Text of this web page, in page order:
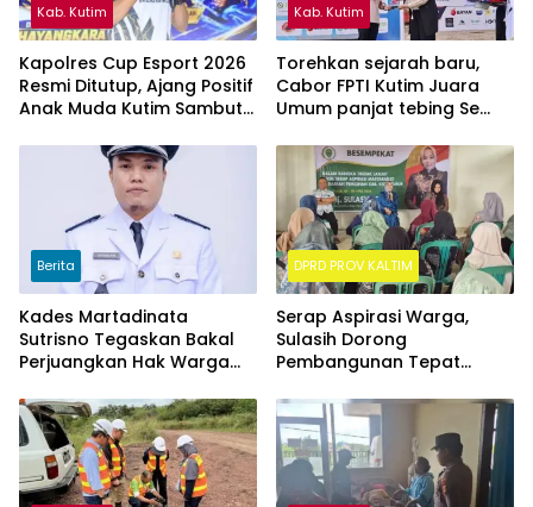
Kab. Kutim
Kapolres Cup Esport 2026
Resmi Ditutup, Ajang Positif
Anak Muda Kutim Sambut
Kab. Kutim
Torehkan sejarah baru,
Cabor FPTI Kutim Juara
Umum panjat tebing Se
Berita
Kades Martadinata
Sutrisno Tegaskan Bakal
Perjuangkan Hak Warga
Kutim
DPRD PROV KALTIM
Serap Aspirasi Warga,
Sulasih Dorong
Pembangunan Tepat